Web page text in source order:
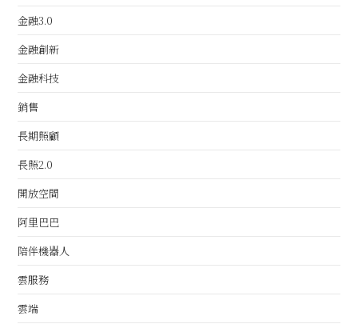
金融3.0
金融創新
金融科技
銷售
長期照顧
長照2.0
開放空間
阿里巴巴
陪伴機器人
雲服務
雲端